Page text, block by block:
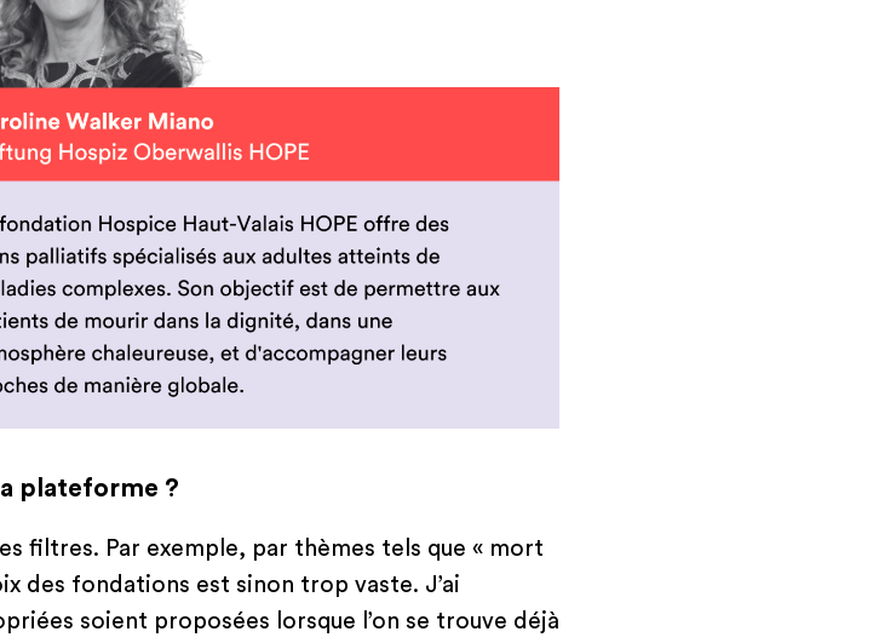
plateforme ?
filtres. Par exemple, par thèmes tels que « mort
des fondations est sinon trop vaste. J’ai
soient proposées lorsque l’on se trouve déjà